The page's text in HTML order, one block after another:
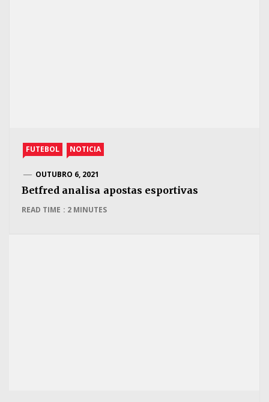
FUTEBOL NOTICIA
OUTUBRO 6, 2021
Betfred analisa apostas esportivas
READ TIME : 2 MINUTES